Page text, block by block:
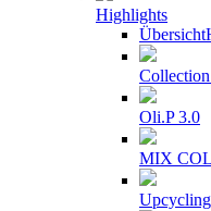
Highlights
Übersicht
Oli.P 3.0
MIX